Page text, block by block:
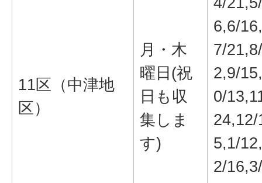
11区（中津地
区）
月・木
曜日(祝
日も収
集しま
す)
6,6/16,
7/
2,9/
0/
24,12/
5,1/12,
2/